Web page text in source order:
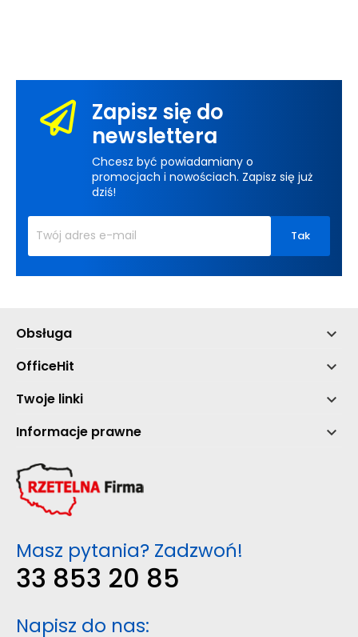
Zapisz się do
newslettera
Chcesz być powiadamiany o
promocjach i nowościach. Zapisz się już
dziś!
Obsługa 
OfficeHit 
Twoje linki 
Informacje prawne 
Masz pytania? Zadzwoń!
33 853 20 85
Napisz do nas: